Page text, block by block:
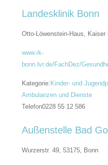
Landesklinik Bonn
Otto-Löwenstein-Haus, Kaiser
www.rk-
bonn.lvr.de/FachDez/
Kategorie: Kinder- und
Ambulanzen und Dienste
Telefon0228 55 12 586
Außenstelle Bad
Wurzerstr. 49, 53175, Bonn